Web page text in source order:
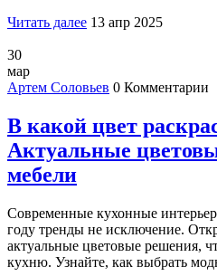
Читать далее 13 апр 2025
30
мар
Артем Соловьев 0 Комментарии
В какой цвет
Актуальные
мебели
Современные кухонные
году тренды не исключение.
актуальные цветовые решения,
кухню. Узнайте, как выбрать